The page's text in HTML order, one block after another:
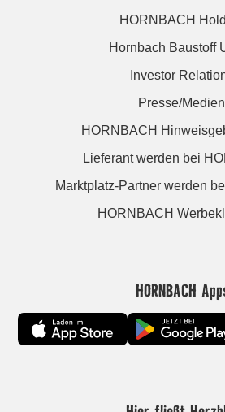
HORNBACH
Hornbach Baustoff
Investor
Presse/Medien
HORNBACH
Lieferant werden bei
Marktplatz-Partner werden
HORNBACH
HORNBACH